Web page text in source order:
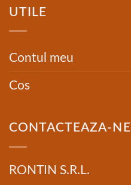
UTILE
Contul meu
Cos
CONTACTEAZA-NE
RONTIN S.R.L.